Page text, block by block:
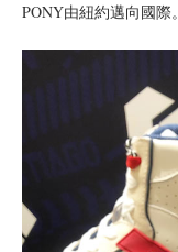
PONY由紐約邁向國際。